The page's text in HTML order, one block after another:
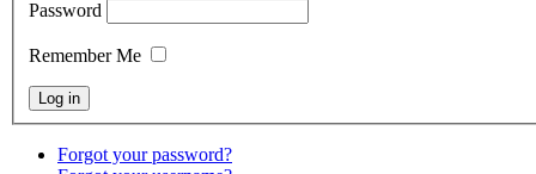
Password
Remember Me
Forgot your password?